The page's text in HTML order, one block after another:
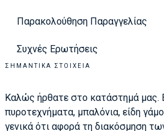
Παρακολούθηση Παραγγελίας
Συχνές Ερωτήσεις
ΣΗΜΑΝΤΙΚΆ ΣΤΟΙΧΕΊΑ
Καλώς ήρθατε στο κατάστημά μας.
πυροτεχνήματα, μπαλόνια, είδη
γενικά ότι αφορά τη διακόσμηση